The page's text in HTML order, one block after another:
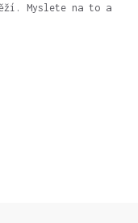
Myslete na to a